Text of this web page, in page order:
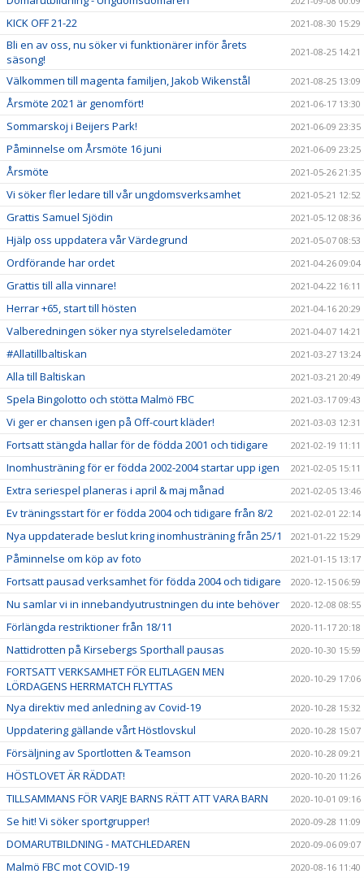
KICK OFF 21-22 2021-08-30 15:29
Bli en av oss, nu söker vi funktionärer inför årets
säsong!
2021-08-25 14:21
Välkommen till magenta familjen, Jakob Wikenstål 2021-08-25 13:09
Årsmöte 2021 är genomfört! 2021-06-17 13:30
Sommarskoj i Beijers Park! 2021-06-09 23:35
Påminnelse om Årsmöte 16 juni 2021-06-09 23:25
Årsmöte 2021-05-26 21:35
Vi söker fler ledare till vår ungdomsverksamhet 2021-05-21 12:52
Grattis Samuel Sjödin 2021-05-12 08:36
Hjälp oss uppdatera vår Värdegrund 2021-05-07 08:53
Ordförande har ordet 2021-04-26 09:04
Grattis till alla vinnare! 2021-04-22 16:11
Herrar +65, start till hösten 2021-04-16 20:29
Valberedningen söker nya styrelseledamöter 2021-04-07 14:21
#Allatillbaltiskan 2021-03-27 13:24
Alla till Baltiskan 2021-03-21 20:49
Spela Bingolotto och stötta Malmö FBC 2021-03-17 09:43
Vi ger er chansen igen på Off-court kläder! 2021-03-03 12:31
Fortsatt stängda hallar för de födda 2001 och tidigare 2021-02-19 11:11
Inomhusträning för er födda 2002-2004 startar upp igen 2021-02-05 15:11
Extra seriespel planeras i april & maj månad 2021-02-05 13:46
Ev träningsstart för er födda 2004 och tidigare från 8/2 2021-02-01 22:14
Nya uppdaterade beslut kring inomhusträning från 25/1 2021-01-22 15:29
Påminnelse om köp av foto 2021-01-15 13:17
Fortsatt pausad verksamhet för födda 2004 och tidigare 2020-12-15 06:59
Nu samlar vi in innebandyutrustningen du inte behöver 2020-12-08 08:55
Förlängda restriktioner från 18/11 2020-11-17 20:18
Nattidrotten på Kirsebergs Sporthall pausas 2020-10-30 15:59
FORTSATT VERKSAMHET FÖR ELITLAGEN MEN
LÖRDAGENS HERRMATCH FLYTTAS
2020-10-29 17:06
Nya direktiv med anledning av Covid-19 2020-10-28 15:32
Uppdatering gällande vårt Höstlovskul 2020-10-28 15:07
Försäljning av Sportlotten & Teamson 2020-10-28 09:21
HÖSTLOVET ÄR RÄDDAT! 2020-10-20 11:26
TILLSAMMANS FÖR VARJE BARNS RÄTT ATT VARA BARN 2020-10-01 09:16
Se hit! Vi söker sportgrupper! 2020-09-28 11:09
DOMARUTBILDNING - MATCHLEDAREN 2020-09-06 09:07
Malmö FBC mot COVID-19 2020-08-16 11:40